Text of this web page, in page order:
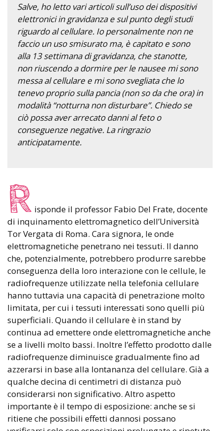
Salve, ho letto vari articoli sull’uso dei dispositivi
elettronici in gravidanza e sul punto degli studi
riguardo al cellulare. Io personalmente non ne
faccio un uso smisurato ma, è capitato e sono
alla 13 settimana di gravidanza, che stanotte,
non riuscendo a dormire per le nausee mi sono
messa al cellulare e mi sono svegliata che lo
tenevo proprio sulla pancia (non so da che ora) in
modalità “notturna non disturbare”. Chiedo se
ciò possa aver arrecato danni al feto o
conseguenze negative. La ringrazio
anticipatamente.
R isponde il professor Fabio Del Frate, docente
di inquinamento elettromagnetico dell’Università
Tor Vergata di Roma. Cara signora, le onde
elettromagnetiche penetrano nei tessuti. Il danno
che, potenzialmente, potrebbero produrre sarebbe
conseguenza della loro interazione con le cellule, le
radiofrequenze utilizzate nella telefonia cellulare
hanno tuttavia una capacità di penetrazione molto
limitata, per cui i tessuti interessati sono quelli più
superficiali. Quando il cellulare è in stand by
continua ad emettere onde elettromagnetiche anche
se a livelli molto bassi. Inoltre l’effetto prodotto dalle
radiofrequenze diminuisce gradualmente fino ad
azzerarsi in base alla lontananza del cellulare. Già a
qualche decina di centimetri di distanza può
considerarsi non significativo. Altro aspetto
importante è il tempo di esposizione: anche se si
ritiene che possibili effetti dannosi possano